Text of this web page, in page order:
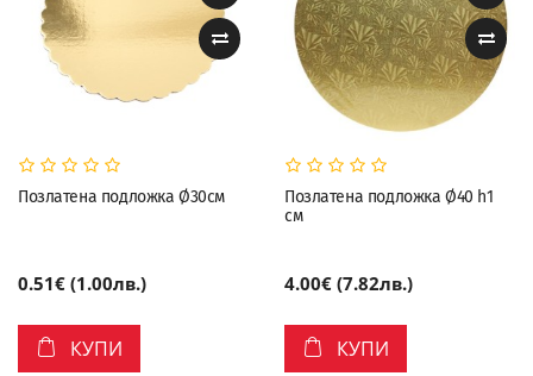
Позлатена подложка Ø30см
0.51€ (1.00лв.)
КУПИ
Позлатена подложка Ø40 h1
см
4.00€ (7.82лв.)
КУПИ